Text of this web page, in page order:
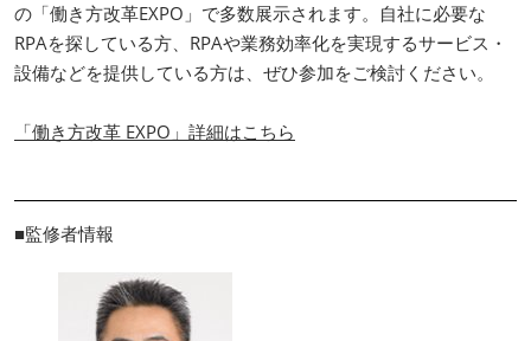
の「働き方改革EXPO」で多数展示されます。自社に必要な
RPAを探している方、RPAや業務効率化を実現するサービス・
設備などを提供している方は、ぜひ参加をご検討ください。
「働き方改革 EXPO」詳細はこちら
■監修者情報